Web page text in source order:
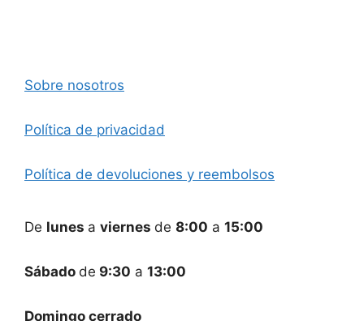
Sobre nosotros
Política de privacidad
Política de devoluciones y reembolsos
De lunes a viernes de 8:00 a 15:00
Sábado de 9:30 a 13:00
Domingo cerrado